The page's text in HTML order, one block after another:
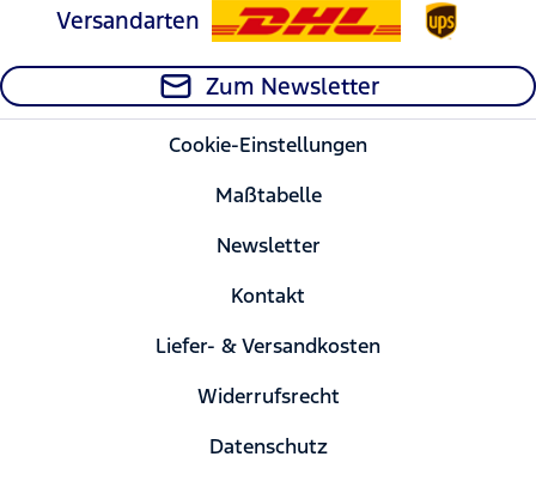
Versandarten
Zum Newsletter
Cookie-Einstellungen
Maßtabelle
Newsletter
Kontakt
Liefer- & Versandkosten
Widerrufsrecht
Datenschutz